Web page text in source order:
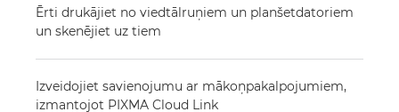
Ērti drukājiet no viedtālruņiem un planšetdatoriem
un skenējiet uz tiem
Izveidojiet savienojumu ar mākoņpakalpojumiem,
izmantojot PIXMA Cloud Link